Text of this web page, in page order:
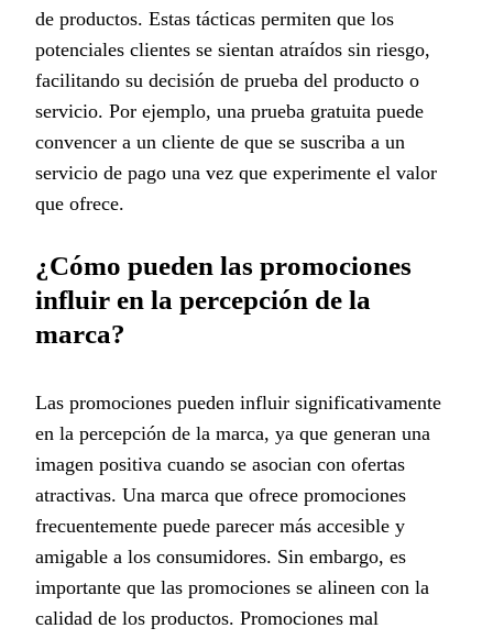
de productos. Estas tácticas permiten que los
potenciales clientes se sientan atraídos sin riesgo,
facilitando su decisión de prueba del producto o
servicio. Por ejemplo, una prueba gratuita puede
convencer a un cliente de que se suscriba a un
servicio de pago una vez que experimente el valor
que ofrece.
¿Cómo pueden las promociones
influir en la percepción de la
marca?
Las promociones pueden influir significativamente
en la percepción de la marca, ya que generan una
imagen positiva cuando se asocian con ofertas
atractivas. Una marca que ofrece promociones
frecuentemente puede parecer más accesible y
amigable a los consumidores. Sin embargo, es
importante que las promociones se alineen con la
calidad de los productos. Promociones mal